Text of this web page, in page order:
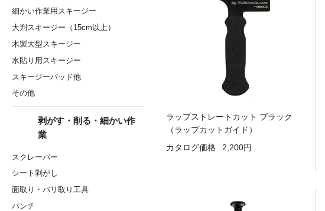
ラップストレートカット ブラック
（ラップカットガイド）
カタログ価格
2,200円
細かい作業用スキージー
大判スキージー（15cm以上）
木製大型スキージー
水貼り用スキージー
スキージーパッド他
その他
剥がす・削る・細かい作
業
スクレーパー
シート剥がし
面取り・バリ取り工具
パンチ